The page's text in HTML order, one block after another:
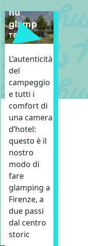
hu
glamp
TENDE
L’autenticità
del
campeggio
e tutti i
comfort di
una camera
d’hotel:
questo è il
nostro
modo di
fare
glamping a
Firenze, a
due passi
dal centro
storic